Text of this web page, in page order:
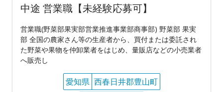
中途 営業職【未経験応募可】
営業職(野菜部果実部営業推進事業部商事部) 野菜部 果実
部 全国の農家さん等の生産者から、買付または委託され
た野菜や果物を仲卸業者をはじめ、量販店などの小売業者
へ販売し
愛知県 西春日井郡豊山町